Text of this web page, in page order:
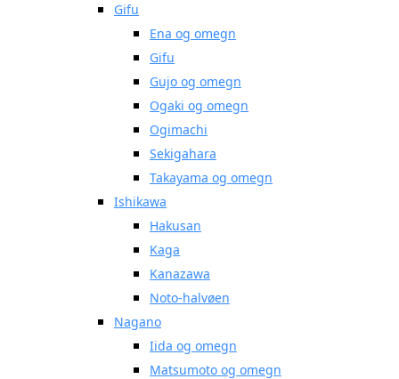
Gifu
Ena og omegn
Gifu
Gujo og omegn
Ogaki og omegn
Ogimachi
Sekigahara
Takayama og omegn
Ishikawa
Hakusan
Kaga
Kanazawa
Noto-halvøen
Nagano
Iida og omegn
Matsumoto og omegn